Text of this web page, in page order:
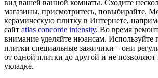
вид вашей ванной комнаты. Сходите
магазины, присмотритесь, повыбирайте.
керамическую плитку в Интернете,
сайт atlas concorde intensity. Во время
внимание уделяйте нюансам. Используйте
плитки специальные зажичики – они
от одной плитки до другой и не позволяют
укладке.